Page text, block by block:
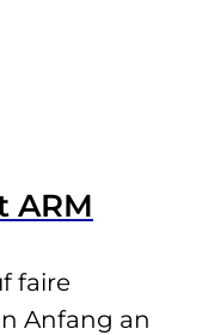
ARM
faire
Anfang an